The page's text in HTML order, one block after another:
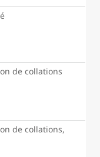
de collations
de collations,